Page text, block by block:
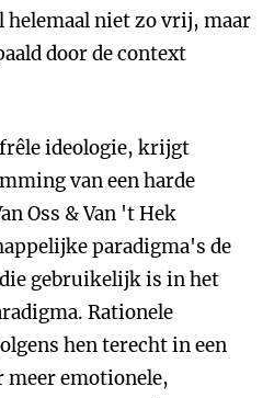
niet zo vrij, maar
door de context
frêle ideologie, krijgt
van een harde
Oss & Van 't Hek
paradigma's de
gebruikelijk is in het
Rationele
hen terecht in een
meer emotionele,